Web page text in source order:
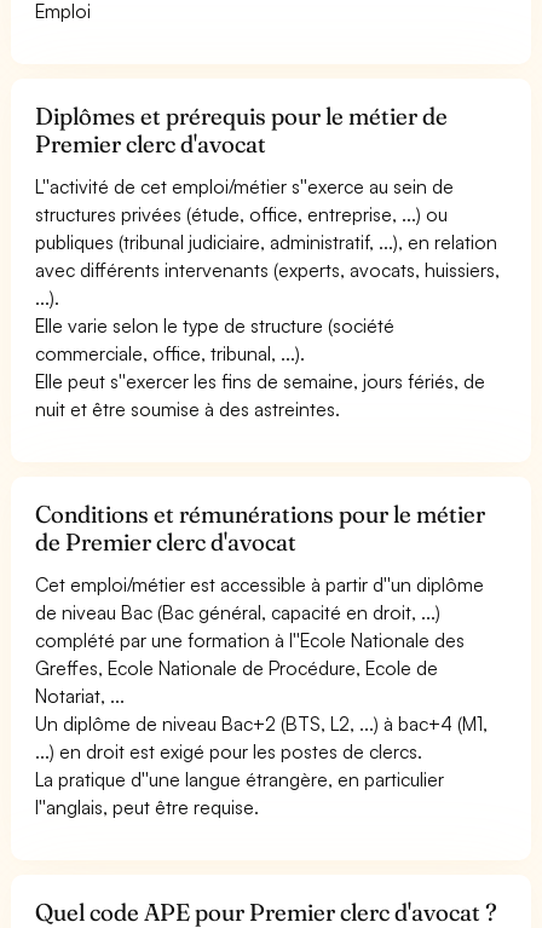
Emploi
Diplômes et prérequis pour le métier de
Premier clerc d'avocat
L''activité de cet emploi/métier s''exerce au sein de
structures privées (étude, office, entreprise, ...) ou
publiques (tribunal judiciaire, administratif, ...), en relation
avec différents intervenants (experts, avocats, huissiers,
...).
Elle varie selon le type de structure (société
commerciale, office, tribunal, ...).
Elle peut s''exercer les fins de semaine, jours fériés, de
nuit et être soumise à des astreintes.
Conditions et rémunérations pour le métier
de Premier clerc d'avocat
Cet emploi/métier est accessible à partir d''un diplôme
de niveau Bac (Bac général, capacité en droit, ...)
complété par une formation à l''Ecole Nationale des
Greffes, Ecole Nationale de Procédure, Ecole de
Notariat, ...
Un diplôme de niveau Bac+2 (BTS, L2, ...) à bac+4 (M1,
...) en droit est exigé pour les postes de clercs.
La pratique d''une langue étrangère, en particulier
l''anglais, peut être requise.
Quel code APE pour Premier clerc d'avocat ?